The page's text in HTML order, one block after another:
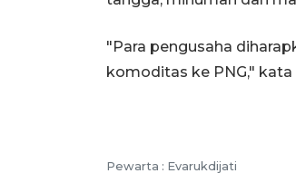
"Para pengusaha
komoditas ke PNG,"
Pewarta : Evarukdijati